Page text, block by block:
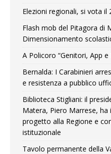
Elezioni regionali, si vota il
Flash mob del Pitagora di
Dimensionamento
A Policoro “Genitori, App e
Bernalda: I Carabinieri
e resistenza a pubblico
Biblioteca Stigliani: il
Matera, Piero Marrese,
progetto alla Regione e
istituzionale
Tavolo permanente della